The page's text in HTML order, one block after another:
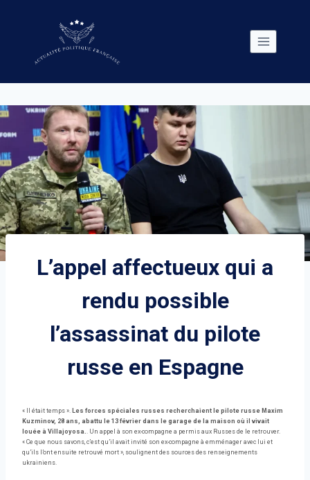
L’appel affectueux qui a
rendu possible
l’assassinat du pilote
russe en Espagne
« Il était temps ». Les forces spéciales russes recherchaient le pilote russe Maxim
Kuzminov, 28 ans, abattu le 13 février dans le garage de la maison où il vivait
louée à Villajoyosa.. Un appel à son ex-compagne a permis aux Russes de le retrouver.
« Ce que nous savons, c’est qu’il avait invité son ex-compagne à emménager avec lui et
qu’ils l’ont ensuite retrouvé mort », soulignent des sources des renseignements
ukrainiens.